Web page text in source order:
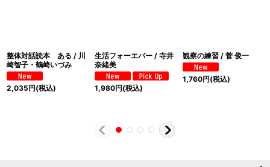
整体対話読本 ある / 川
崎智子・鶴崎いづみ
2,035円(税込)
生活フォーエバー / 寺井
奈緒美
1,980円(税込)
観察の練習 / 菅 俊一
1,760円(税込)